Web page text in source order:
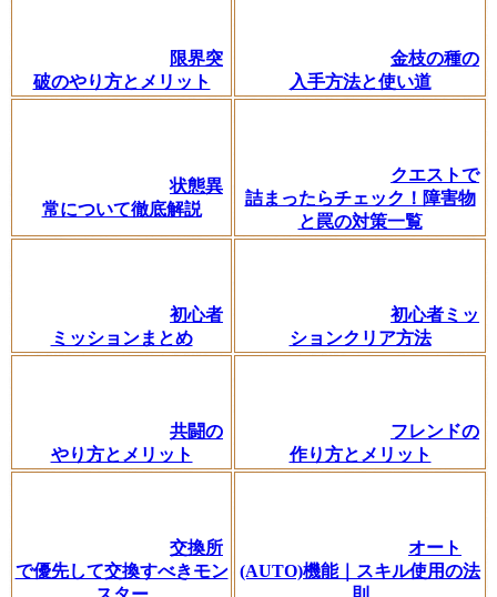
限界突
破のやり方とメリット
金枝の種の
入手方法と使い道
状態異
常について徹底解説
クエストで
詰まったらチェック！障害物
と罠の対策一覧
初心者
ミッションまとめ
初心者ミッ
ションクリア方法
共闘の
やり方とメリット
フレンドの
作り方とメリット
交換所
で優先して交換すべきモン
オート
(AUTO)機能｜スキル使用の法